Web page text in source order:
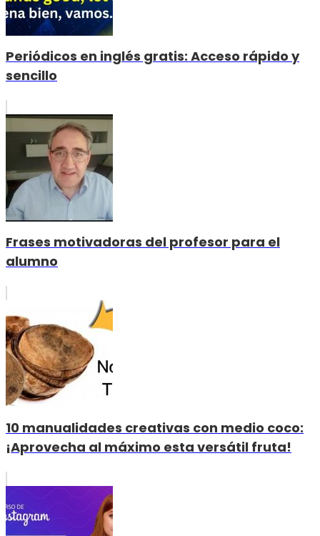
Periódicos en inglés gratis: Acceso rápido y
sencillo
Frases motivadoras del profesor para el
alumno
10 manualidades creativas con medio coco:
¡Aprovecha al máximo esta versátil fruta!